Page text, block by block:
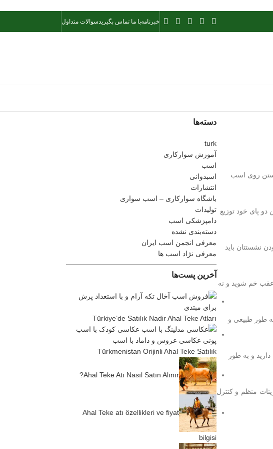
خبرنامهبا ما تماس بگیریدسوالات متداول
روی اسب
پای خود توزیع
نشستتان باید
عقب خم شوید و نه
طور طبیعی و
و به طور
منظم و کنترل
دسته‌ها
turk
آموزش سوارکاری
اسب
اسبدوانی
انتشارات
باشگاه سوارکاری – اسب سواری
تولیدات
دامپزشکی اسب
دسته‌بندی نشده
معرفی انجمن اسب ایران
معرفی نژاد اسب ها
آخرین پست‌ها
Türkiye’de Satılık Nadir Ahal Teke Atları
Türkmenistan Orijinli Ahal Teke Satılık
Ahal Teke Atı Nasıl Satın Alınır?
Ahal Teke atı özellikleri ve fiyat
bilgisi